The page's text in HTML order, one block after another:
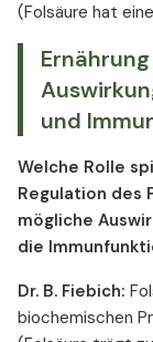
(Folsäure hat
und
Welche Rolle
Regulation des
mögliche
die
Dr. B. Fiebich:
biochemischen